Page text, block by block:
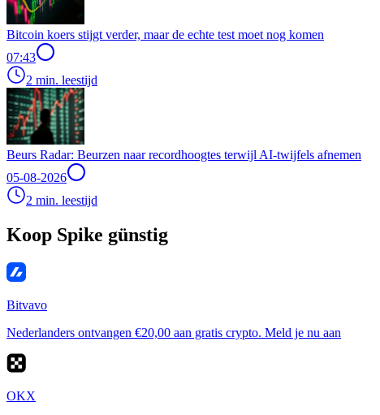
Bitcoin koers stijgt verder, maar de echte test moet nog komen
07:43
2 min. leestijd
Beurs Radar: Beurzen naar recordhoogtes terwijl AI-twijfels afnemen
05-08-2026
2 min. leestijd
Koop Spike günstig
Bitvavo
Nederlanders ontvangen €20,00 aan gratis crypto. Meld je nu aan
OKX